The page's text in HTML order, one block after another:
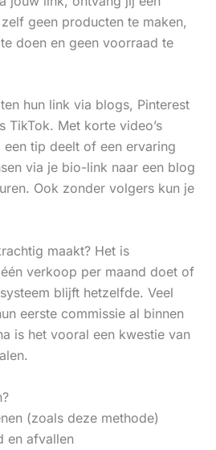
geen producten te maken,
doen en geen voorraad te
hun link via blogs, Pinterest
TikTok. Met korte video’s
tip deelt of een ervaring
via je bio-link naar een blog
Ook zonder volgers kun je
maakt? Het is
verkoop per maand doet of
blijft hetzelfde. Veel
eerste commissie al binnen
is het vooral een kwestie van
(zoals deze methode)
en afvallen